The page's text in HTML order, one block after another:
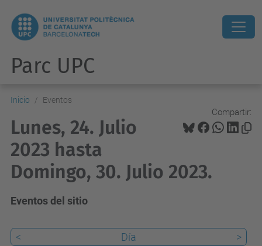
Parc UPC
Inicio Eventos
Compartir:
Lunes, 24. Julio
2023 hasta
Domingo, 30. Julio 2023.
Eventos del sitio
< Día
>